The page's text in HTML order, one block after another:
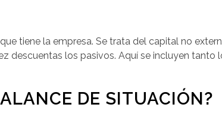
que tiene la empresa. Se trata del capital no
descuentas los pasivos. Aquí se incluyen tanto
DE SITUACIÓN?